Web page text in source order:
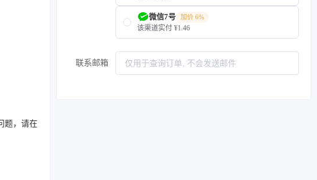
题，请在
微信7号 加价 6%
该渠道实付 ¥1.46
联系邮箱